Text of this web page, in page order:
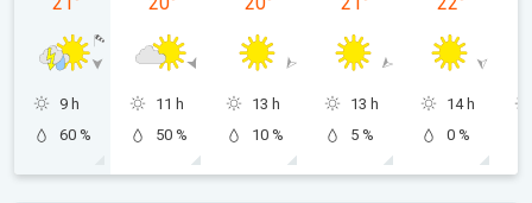
9 h
60 %
11 h
50 %
13 h
10 %
13 h
5 %
14 h
0 %